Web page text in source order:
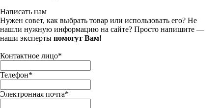
Написать нам
Нужен совет, как выбрать товар или использовать его? Не
нашли нужную информацию на сайте? Просто напишите —
наши эксперты помогут Вам!
Контактное лицо*
Телефон*
Электронная почта*